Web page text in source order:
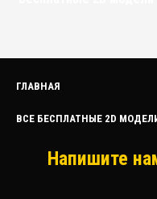
ГЛАВНАЯ
ВСЕ БЕСПЛАТНЫЕ 2D
Напишите